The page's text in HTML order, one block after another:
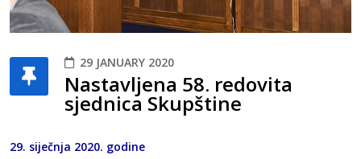
29 JANUARY 2020
Nastavljena 58. redovita
sjednica Skupštine
29. siječnja 2020. godine